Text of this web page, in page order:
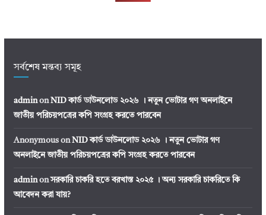
সর্বশেষ মন্তব্য সমূহ
adminonNID কার্ড ডাউনলোড ২০২৬ । নতুন ভোটার গণ অনলাইনে
জাতীয় পরিচয়পত্রের কপি সংগ্রহ করতে পারবেন
AnonymousonNID কার্ড ডাউনলোড ২০২৬ । নতুন ভোটার গণ
অনলাইনে জাতীয় পরিচয়পত্রের কপি সংগ্রহ করতে পারবেন
adminonসরকারি চাকরি হতে বরখাস্ত ২০২৫ । অন্য সরকারি চাকরিতে কি
আবেদন করা যায়?